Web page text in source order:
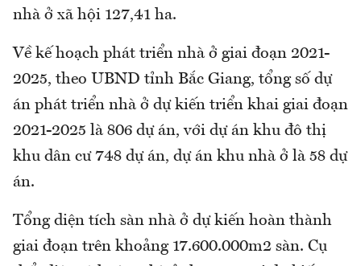
nhà ở xã hội 127,41 ha.
Về kế hoạch phát triển nhà ở giai đoạn 2021-
2025, theo UBND tỉnh Bắc Giang, tổng số dự
án phát triển nhà ở dự kiến triển khai giai đoạn
2021-2025 là 806 dự án, với dự án khu đô thị
khu dân cư 748 dự án, dự án khu nhà ở là 58 dự
án.
Tổng diện tích sàn nhà ở dự kiến hoàn thành
giai đoạn trên khoảng 17.600.000m2 sàn. Cụ